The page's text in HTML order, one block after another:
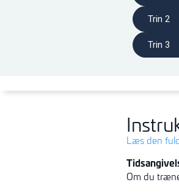
Trin 2
Trin 3
Læs den
Om du